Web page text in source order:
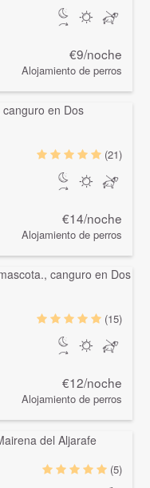
€9/noche
Alojamiento de perros
(21)
€14/noche
Alojamiento de perros
(15)
€12/noche
Alojamiento de perros
(5)